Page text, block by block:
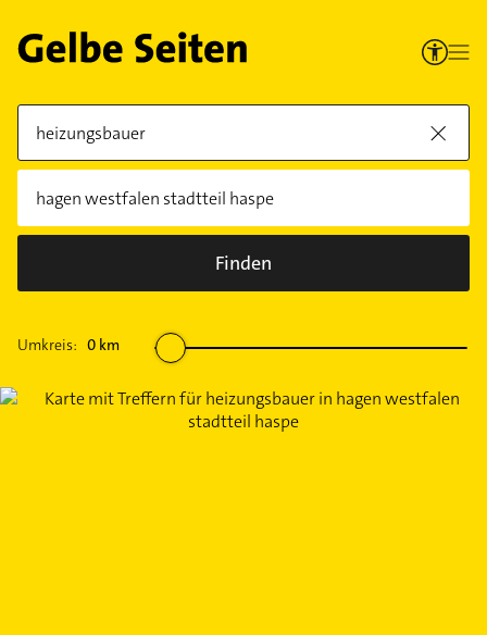
Finden
Umkreis: 0 km